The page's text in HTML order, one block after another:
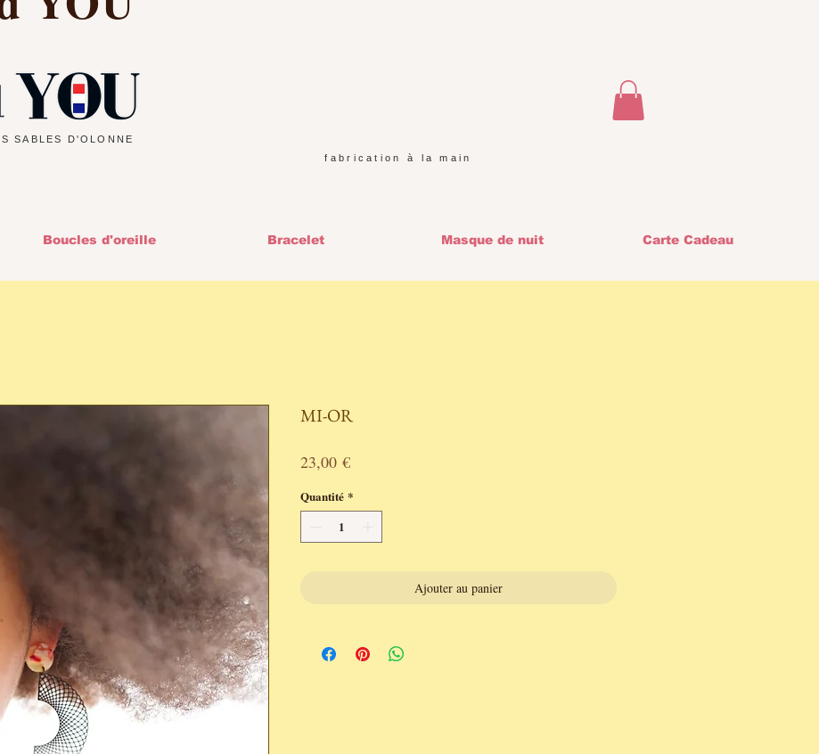
SABLES D'OLONNE
fabrication à la main
Boucles d'oreille Bracelet Masque de nuit Carte Cadeau
MI-OR
23,00 €Prix
Quantité *
Ajouter au panier